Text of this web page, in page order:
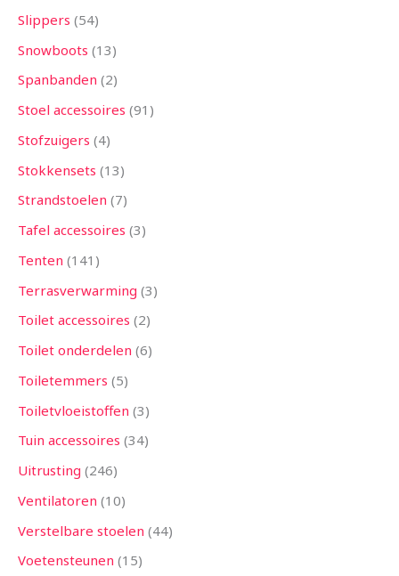
Slippers 54
Snowboots 13
Spanbanden 2
Stoel accessoires 91
Stofzuigers 4
Stokkensets 13
Strandstoelen 7
Tafel accessoires 3
Tenten 141
Terrasverwarming 3
Toilet accessoires 2
Toilet onderdelen 6
Toiletemmers 5
Toiletvloeistoffen 3
Tuin accessoires 34
Uitrusting 246
Ventilatoren 10
Verstelbare stoelen 44
Voetensteunen 15